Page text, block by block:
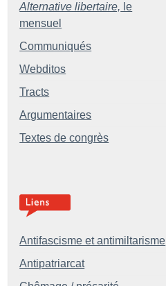
Alternative libertaire, le
mensuel
Communiqués
Webditos
Tracts
Argumentaires
Textes de congrès
Antifascisme et antimiltarisme
Antipatriarcat